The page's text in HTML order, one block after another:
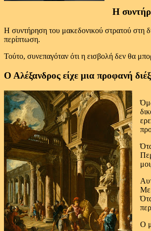
Η
Η συντήρηση του μακεδονικού στρατού στη
περίπτωση.
Τούτο, συνεπαγόταν ότι η εισβολή δεν θα
Ο Αλέξανδρος είχε μια προφανή
Με
Ο